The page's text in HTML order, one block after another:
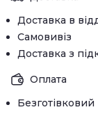
Доставка в
Самовивіз
Доставка з
Оплата